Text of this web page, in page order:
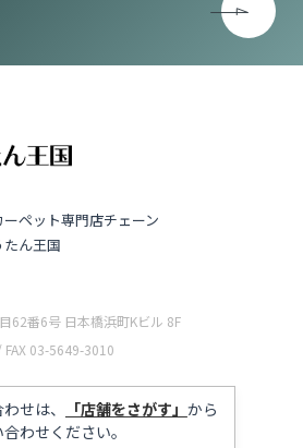
ペット専門店チェーン
ん王国
62番6号 日本橋浜町Kビル 8F
03-5649-3010
せは、 「店舗をさがす」 から
わせください。